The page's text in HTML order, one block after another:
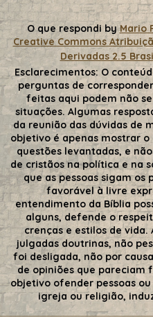
O que respondi byMario
Creative Commons
Derivadas 2.5
Esclarecimentos:O
perguntas de
feitas aqui podem não
situações. Algumas
da reunião das dúvidas de
objetivo é apenas mostrar
questões levantadas, e
de cristãos na política e na
que as pessoas sigam os
favorável à livre
entendimento da Bíblia
alguns, defende o
crenças e estilos de vida.
julgadas doutrinas, não
foi desligada, não por
de opiniões que pareciam
objetivo ofender pessoas
igreja ou religião,